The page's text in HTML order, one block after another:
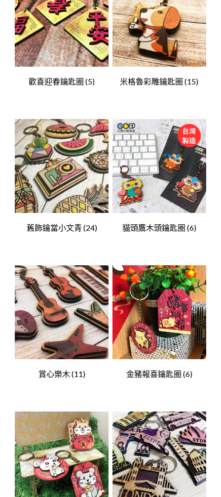
歡喜迎春鑰匙圈(5) 米格魯彩雕鑰匙圈(15)
舊飾鑰當小文青 (24) 貓頭鷹木頭鑰匙圈 (6)
賞心樂木 (11) 金豬報喜鑰匙圈 (6)